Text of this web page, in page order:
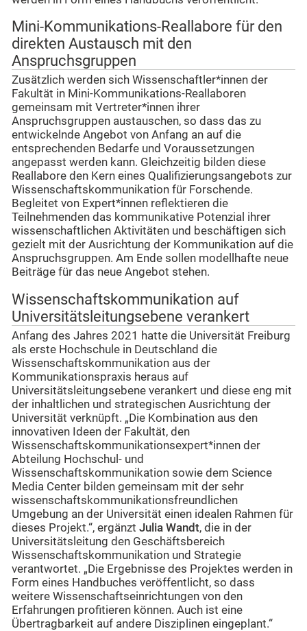
Mini-Kommunikations-Reallabore für den
direkten Austausch mit den
Anspruchsgruppen
Zusätzlich werden sich Wissenschaftler*innen der
Fakultät in Mini-Kommunikations-Reallaboren
gemeinsam mit Vertreter*innen ihrer
Anspruchsgruppen austauschen, so dass das zu
entwickelnde Angebot von Anfang an auf die
entsprechenden Bedarfe und Voraussetzungen
angepasst werden kann. Gleichzeitig bilden diese
Reallabore den Kern eines Qualifizierungsangebots zur
Wissenschaftskommunikation für Forschende.
Begleitet von Expert*innen reflektieren die
Teilnehmenden das kommunikative Potenzial ihrer
wissenschaftlichen Aktivitäten und beschäftigen sich
gezielt mit der Ausrichtung der Kommunikation auf die
Anspruchsgruppen. Am Ende sollen modellhafte neue
Beiträge für das neue Angebot stehen.
Wissenschaftskommunikation auf
Universitätsleitungsebene verankert
Anfang des Jahres 2021 hatte die Universität Freiburg
als erste Hochschule in Deutschland die
Wissenschaftskommunikation aus der
Kommunikationspraxis heraus auf
Universitätsleitungsebene verankert und diese eng mit
der inhaltlichen und strategischen Ausrichtung der
Universität verknüpft. „Die Kombination aus den
innovativen Ideen der Fakultät, den
Wissenschaftskommunikationsexpert*innen der
Abteilung Hochschul- und
Wissenschaftskommunikation sowie dem Science
Media Center bilden gemeinsam mit der sehr
wissenschaftskommunikationsfreundlichen
Umgebung an der Universität einen idealen Rahmen für
dieses Projekt.“, ergänzt Julia Wandt, die in der
Universitätsleitung den Geschäftsbereich
Wissenschaftskommunikation und Strategie
verantwortet. „Die Ergebnisse des Projektes werden in
Form eines Handbuches veröffentlicht, so dass
weitere Wissenschaftseinrichtungen von den
Erfahrungen profitieren können. Auch ist eine
Übertragbarkeit auf andere Disziplinen eingeplant.“